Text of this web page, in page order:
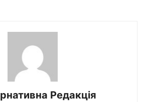
Редакція